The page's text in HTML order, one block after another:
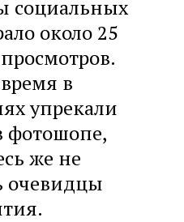
социальных
около 25
в
упрекали
же не
очевидцы